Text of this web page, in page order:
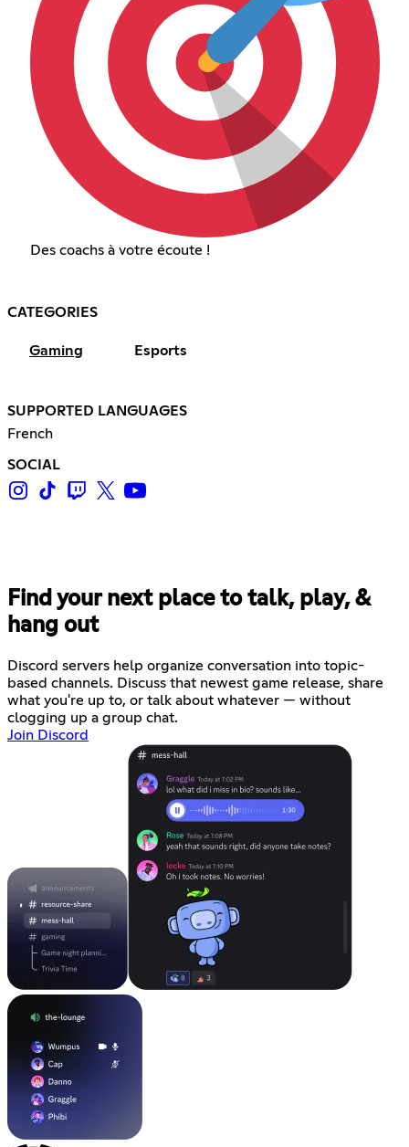
Des coachs à votre écoute !
CATEGORIES
Gaming Esports
SUPPORTED LANGUAGES
French
SOCIAL
Find your next place to talk, play, &
hang out
Discord servers help organize conversation into topic-
based channels. Discuss that newest game release, share
what you're up to, or talk about whatever — without
clogging up a group chat.
Join Discord